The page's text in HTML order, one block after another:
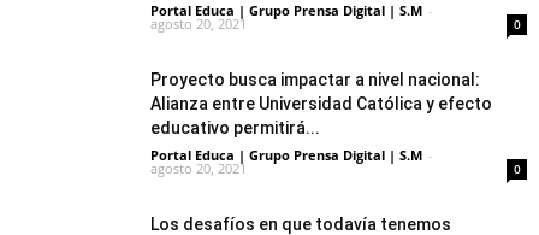
Portal Educa | Grupo Prensa Digital | S.M -
agosto 20, 2021 0
Proyecto busca impactar a nivel nacional:
Alianza entre Universidad Católica y efecto
educativo permitirá...
Portal Educa | Grupo Prensa Digital | S.M -
agosto 20, 2021 0
Los desafíos en que todavía tenemos